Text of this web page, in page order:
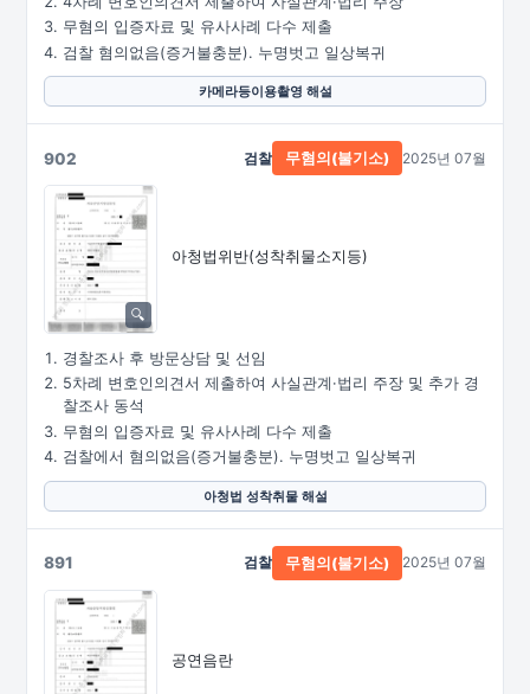
무혐의 입증자료 및 유사사례 다수 제출
검찰 혐의없음(증거불충분). 누명벗고 일상복귀
카메라등이용촬영 해설
902
아청법위반(성착취물소지등)
검찰 무혐의(불기소) 2025년 07월
경찰조사 후 방문상담 및 선임
5차례 변호인의견서 제출하여 사실관계·법리 주장 및 추가 경
찰조사 동석
무혐의 입증자료 및 유사사례 다수 제출
검찰에서 혐의없음(증거불충분). 누명벗고 일상복귀
아청법 성착취물 해설
891
공연음란
검찰 무혐의(불기소) 2025년 07월